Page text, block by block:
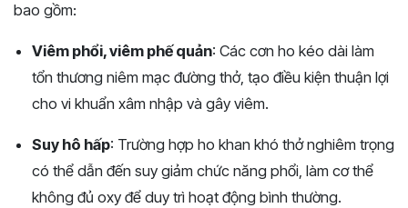
bao gồm:
Viêm phổi, viêm phế quản: Các cơn ho kéo dài làm
tổn thương niêm mạc đường thở, tạo điều kiện thuận lợi
cho vi khuẩn xâm nhập và gây viêm.
Suy hô hấp: Trường hợp ho khan khó thở nghiêm trọng
có thể dẫn đến suy giảm chức năng phổi, làm cơ thể
không đủ oxy để duy trì hoạt động bình thường.